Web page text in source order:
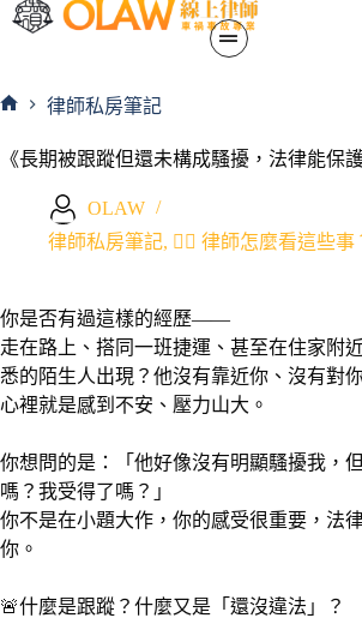
律師私房筆記
《長期被跟蹤但還未構成騷擾，法律能保
OLAW
律師私房筆記, 🧑‍⚖️ 律師怎麼看這些事
你是否有過這樣的經歷——
走在路上、搭同一班捷運、甚至在住家附
悉的陌生人出現？他沒有靠近你、沒有對
心裡就是感到不安、壓力山大。
你想問的是：「他好像沒有明顯騷擾我，
嗎？我受得了嗎？」
你不是在小題大作，你的感受很重要，法
你。
🚨什麼是跟蹤？什麼又是「還沒違法」？